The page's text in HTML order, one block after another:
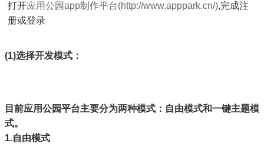
打开应用公园app制作平台(http://www.apppark.cn/),完成注
册或登录
(1)选择开发模式：
目前应用公园平台主要分为两种模式：自由模式和一键主题模
式。
1.自由模式